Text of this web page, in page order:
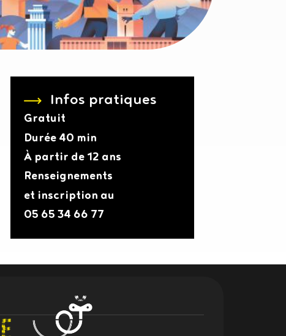
Infos pratiques
Gratuit
Durée 40 min
À partir de 12 ans
Renseignements
et inscription au
05 65 34 66 77